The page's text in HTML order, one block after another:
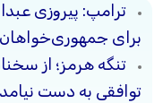
ترامپ: پیروزی
برای
تنگه هرمز؛ از
توافقی به دست